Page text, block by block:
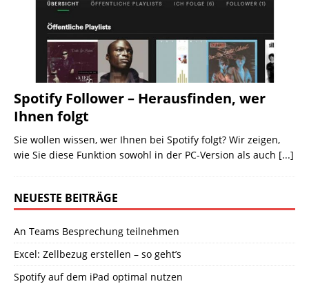
Spotify Follower – Herausfinden, wer
Ihnen folgt
Sie wollen wissen, wer Ihnen bei Spotify folgt? Wir zeigen,
wie Sie diese Funktion sowohl in der PC-Version als auch [...]
NEUESTE BEITRÄGE
An Teams Besprechung teilnehmen
Excel: Zellbezug erstellen – so geht’s
Spotify auf dem iPad optimal nutzen